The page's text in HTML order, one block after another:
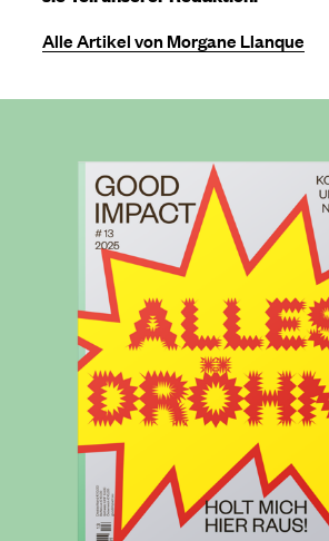
Alle Artikel von Morgane Llanque